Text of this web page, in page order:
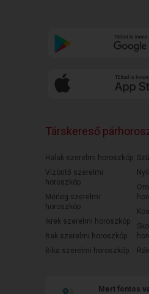
Társkereső
Halak szerelmi horoszkóp
Vízöntő szerelmi
horoszkóp
Mérleg szerelmi
horoszkóp
Ikrek szerelmi horoszkóp
Bak szerelmi horoszkóp
Bika szerelmi horoszkóp
Mert fontos